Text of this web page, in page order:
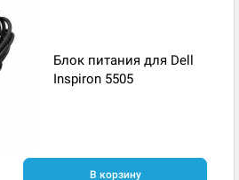
Блок питания для Dell
Inspiron 5505
В корзину